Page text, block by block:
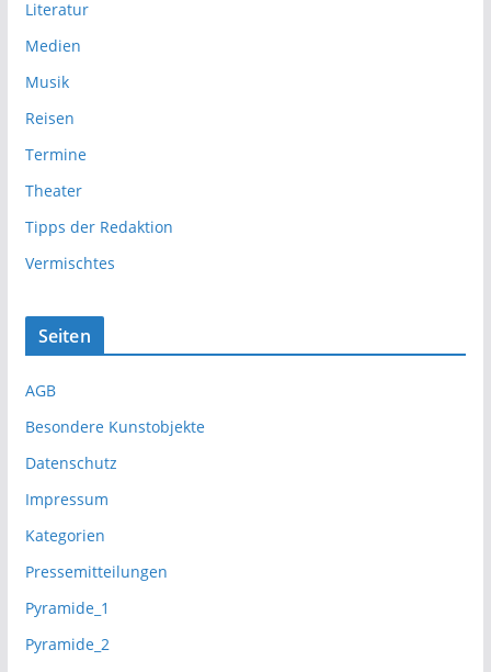
Literatur
Medien
Musik
Reisen
Termine
Theater
Tipps der Redaktion
Vermischtes
Seiten
AGB
Besondere Kunstobjekte
Datenschutz
Impressum
Kategorien
Pressemitteilungen
Pyramide_1
Pyramide_2